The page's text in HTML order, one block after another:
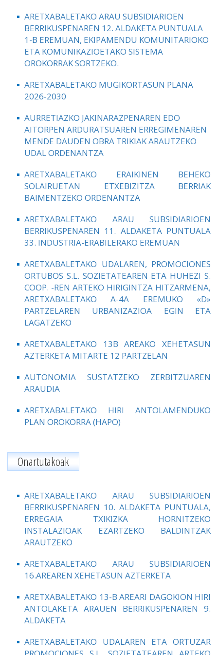
ARETXABALETAKO ARAU SUBSIDIARIOEN
BERRIKUSPENAREN 12. ALDAKETA PUNTUALA
1-B EREMUAN, EKIPAMENDU KOMUNITARIOKO
ETA KOMUNIKAZIOETAKO SISTEMA
OROKORRAK SORTZEKO.
ARETXABALETAKO MUGIKORTASUN PLANA
2026-2030
AURRETIAZKO JAKINARAZPENAREN EDO
AITORPEN ARDURATSUAREN ERREGIMENAREN
MENDE DAUDEN OBRA TRIKIAK ARAUTZEKO
UDAL ORDENANTZA
ARETXABALETAKO ERAIKINEN BEHEKO
SOLAIRUETAN ETXEBIZITZA BERRIAK
BAIMENTZEKO ORDENANTZA
ARETXABALETAKO ARAU SUBSIDIARIOEN
BERRIKUSPENAREN 11. ALDAKETA PUNTUALA
33. INDUSTRIA-ERABILERAKO EREMUAN
ARETXABALETAKO UDALAREN, PROMOCIONES
ORTUBOS S.L. SOZIETATEAREN ETA HUHEZI S.
COOP. -REN ARTEKO HIRIGINTZA HITZARMENA,
ARETXABALETAKO A-4A EREMUKO «D»
PARTZELAREN URBANIZAZIOA EGIN ETA
LAGATZEKO
ARETXABALETAKO 13B AREAKO XEHETASUN
AZTERKETA MITARTE 12 PARTZELAN
AUTONOMIA SUSTATZEKO ZERBITZUAREN
ARAUDIA
ARETXABALETAKO HIRI ANTOLAMENDUKO
PLAN OROKORRA (HAPO)
Onartutakoak
ARETXABALETAKO ARAU SUBSIDIARIOEN
BERRIKUSPENAREN 10. ALDAKETA PUNTUALA,
ERREGAIA TXIKIZKA HORNITZEKO
INSTALAZIOAK EZARTZEKO BALDINTZAK
ARAUTZEKO
ARETXABALETAKO ARAU SUBSIDIARIOEN
16.AREAREN XEHETASUN AZTERKETA
ARETXABALETAKO 13-B AREARI DAGOKION HIRI
ANTOLAKETA ARAUEN BERRIKUSPENAREN 9.
ALDAKETA
ARETXABALETAKO UDALAREN ETA ORTUZAR